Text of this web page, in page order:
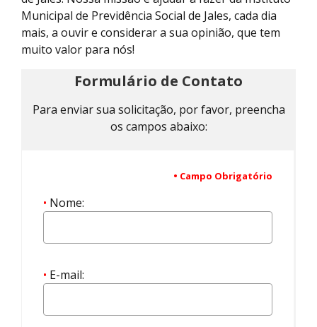
Municipal de Previdência Social de Jales, cada dia
mais, a ouvir e considerar a sua opinião, que tem
muito valor para nós!
Formulário de Contato
Para enviar sua solicitação, por favor, preencha
os campos abaixo:
• Campo Obrigatório
• Nome:
• E-mail: